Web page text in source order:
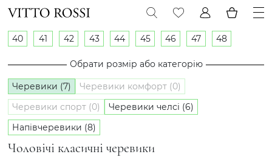
Чоловічі класичні черевики
40 41 42 43 44 45 46 47 48
Обрати розмір або категорію
Черевики (7)
Черевики комфорт (0)
Черевики спорт (0)
Черевики челсі (6)
Напівчеревики (8)